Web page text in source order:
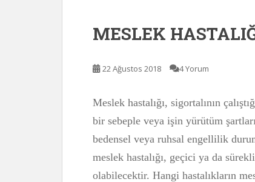
MESLEK
22 Ağustos 2018 4 Yorum
Meslek hastalığı, sigortalının
bir sebeple veya işin yürütüm
bedensel veya ruhsal engellilik
meslek hastalığı, geçici ya da
olabilecektir. Hangi hastalıkların